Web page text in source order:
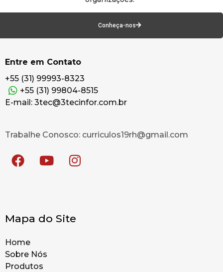
Conheça-nos
Entre em Contato
+55 (31) 99993-8323
+55 (31) 99804-8515
E-mail: 3tec@3tecinfor.com.br
Trabalhe Conosco: curriculos19rh@gmail.com
Mapa do Site
Home
Sobre Nós
Produtos